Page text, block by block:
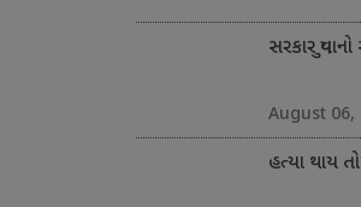
સરકાર
August 06,
હત્યા થાય